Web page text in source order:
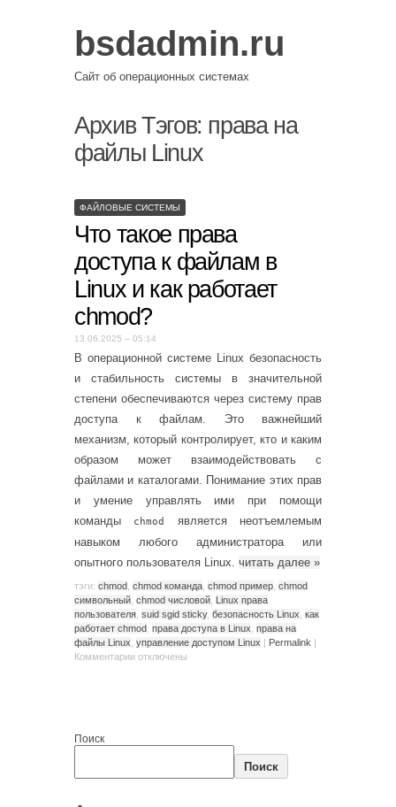
bsdadmin.ru
Сайт об операционных системах
Архив Тэгов: права на
файлы Linux
ФАЙЛОВЫЕ СИСТЕМЫ
Что такое права
доступа к файлам в
Linux и как работает
chmod?
13.06.2025 – 05:14
В операционной системе Linux безопасность
и стабильность системы в значительной
степени обеспечиваются через систему прав
доступа к файлам. Это важнейший
механизм, который контролирует, кто и каким
образом может взаимодействовать с
файлами и каталогами. Понимание этих прав
и умение управлять ими при помощи
команды
chmod
является неотъемлемым
навыком любого администратора или
опытного пользователя Linux. читать далее »
тэги: chmod chmod команда chmod пример chmod
символьный chmod числовой Linux права
пользователя suid sgid sticky, безопасность Linux как
работает chmod права доступа в Linux права на
файлы Linux управление доступом Linux | Permalink |
Комментарии отключены
Поиск
Поиск